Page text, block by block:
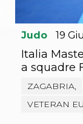
Judo 19
Italia
a squadre
ZAGABRIA,
VETERAN